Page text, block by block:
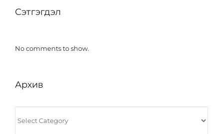
Сэтгэгдэл
No comments to show.
Архив